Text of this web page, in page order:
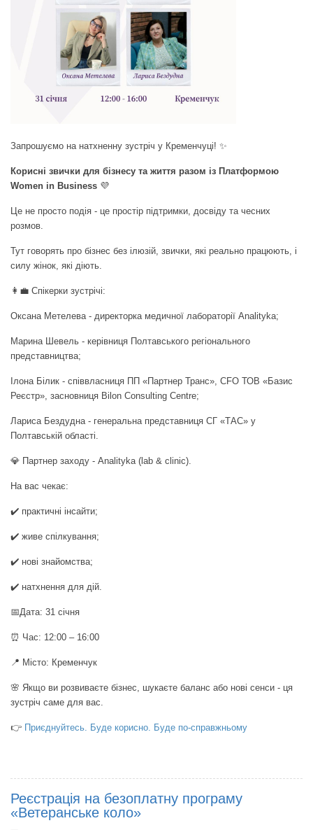
Запрошуємо на натхненну зустріч у Кременчуці! ✨
Корисні звички для бізнесу та життя разом із Платформою
Women in Business 💜
Це не просто подія - це простір підтримки, досвіду та чесних
розмов.
Тут говорять про бізнес без ілюзій, звички, які реально працюють, і
силу жінок, які діють.
👩‍💼 Спікерки зустрічі:
Оксана Метелева - директорка медичної лабораторії Analityka;
Марина Шевель - керівниця Полтавського регіонального
представництва;
Ілона Білик - співвласниця ПП «Партнер Транс», CFO ТОВ «Базис
Реєстр», засновниця Bilon Consulting Centre;
Лариса Бездудна - генеральна представниця СГ «ТАС» у
Полтавській області.
💎 Партнер заходу - Analityka (lab & clinic).
На вас чекає:
✔️ практичні інсайти;
✔️ живе спілкування;
✔️ нові знайомства;
✔️ натхнення для дій.
📅Дата: 31 січня
⏰ Час: 12:00 – 16:00
📍 Місто: Кременчук
🌸 Якщо ви розвиваєте бізнес, шукаєте баланс або нові сенси - ця
зустріч саме для вас.
👉 Приєднуйтесь. Буде корисно. Буде по-справжньому
Реєстрація на безоплатну програму
«Ветеранське коло»